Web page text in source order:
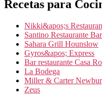
Recetas para
Nikki&apos;s
Santino Restaurante Bar
Sahara Grill Hounslow
Gyros&apos; Express
Bar restaurante Casa
La Bodega
Miller & Carter
Zeus